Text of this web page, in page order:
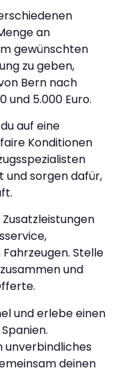
an
gewünschten
zu geben,
Bern nach
und 5.000 Euro.
auf eine
Konditionen
und sorgen dafür,
Stelle
und
und erlebe einen
unverbindliches
deinen